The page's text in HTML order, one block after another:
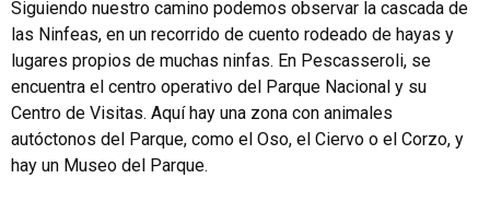
Siguiendo nuestro camino podemos observar la cascada de
las Ninfeas, en un recorrido de cuento rodeado de hayas y
lugares propios de muchas ninfas. En Pescasseroli, se
encuentra el centro operativo del Parque Nacional y su
Centro de Visitas. Aquí hay una zona con animales
autóctonos del Parque, como el Oso, el Ciervo o el Corzo, y
hay un Museo del Parque.